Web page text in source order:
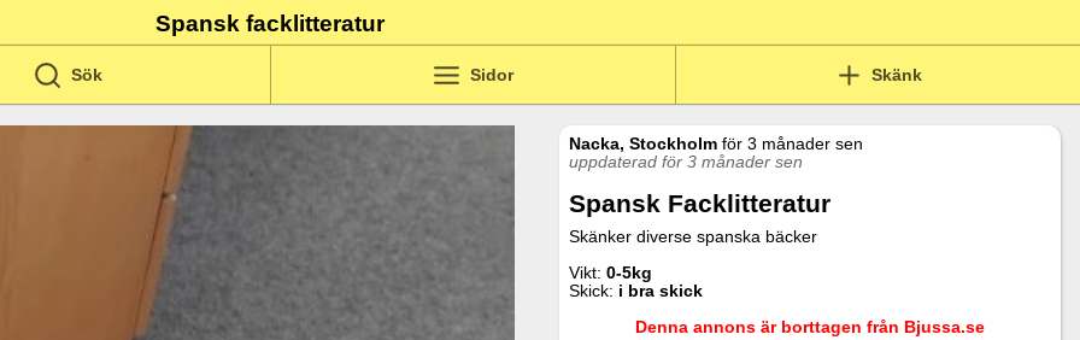
Spansk facklitteratur
Sök Sidor Skänk
Nacka, Stockholm för 3 månader sen
uppdaterad för 3 månader sen
Spansk Facklitteratur
Skänker diverse spanska bäcker
Vikt: 0-5kg
Skick: i bra skick
Denna annons är borttagen från Bjussa.se